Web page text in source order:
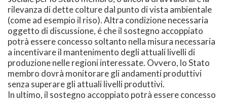
rilevanza di dette colture dal punto di vista ambientale
(come ad esempio il riso). Altra condizione necessaria
oggetto di discussione, é che il sostegno accoppiato
potrà essere concesso soltanto nella misura necessaria
a incentivare il mantenimento degli attuali livelli di
produzione nelle regioni interessate. Ovvero, lo Stato
membro dovrà monitorare gli andamenti produttivi
senza superare gli attuali livelli produttivi.
In ultimo, il sostegno accoppiato potrà essere concesso